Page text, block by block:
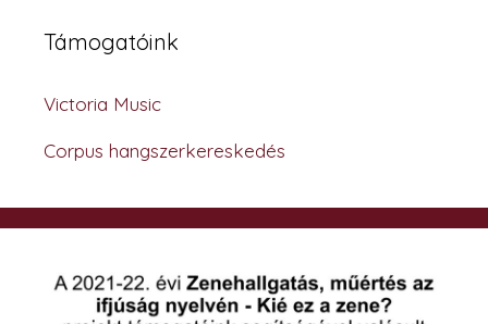
Támogatóink
Victoria Music
Corpus hangszerkereskedés